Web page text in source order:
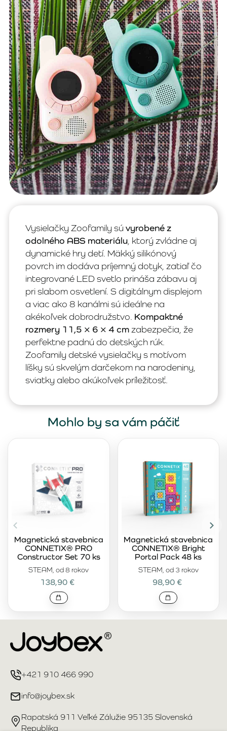
Vysielačky Zoofamily sú vyrobené z
odolného ABS materiálu , ktorý zvládne aj
dynamické hry detí. Mäkký silikónový
povrch im dodáva príjemný dotyk, zatiaľ čo
integrované LED svetlo prináša zábavu aj
pri slabom osvetlení. S digitálnym displejom
a viac ako 8 kanálmi sú ideálne na
akékoľvek dobrodružstvo. Kompaktné
rozmery 11,5 × 6 × 4 cm zabezpečia, že
perfektne padnú do detských rúk.
Zoofamily detské vysielačky s motívom
líšky sú skvelým darčekom na narodeniny,
sviatky alebo akúkoľvek príležitosť.
Mohlo by sa vám páčiť
STEAM, od 8 rokov
Magnetická stavebnica
CONNETIX® PRO
Constructor Set 70 ks
138,90 €
STEAM, od 3 rokov
Magnetická stavebnica
CONNETIX® Bright
Portal Pack 48 ks
98,90 €
+421 910 466 990
info@joybex.sk
Rapatská 911 Veľké Zálužie 95135 Slovenská
Republika